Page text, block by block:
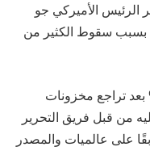
الرئيس الأميركي جو
بسبب سقوط الكثير من
بالذكر أن خبر النفط يصعد 1% بعد تراجع مخزونات
من قبل فريق التحرير
سابقًا على عالميات والمصدر